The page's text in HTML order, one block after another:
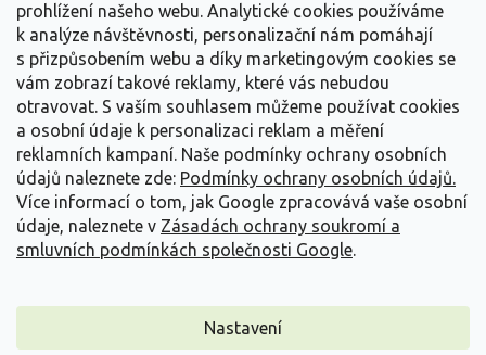
prohlížení našeho webu. Analytické cookies používáme
k analýze návštěvnosti, personalizační nám pomáhají
s přizpůsobením webu a díky marketingovým cookies se
vám zobrazí takové reklamy, které vás nebudou
otravovat. S vaším souhlasem můžeme používat cookies
a osobní údaje k personalizaci reklam a měření
reklamních kampaní. Naše podmínky ochrany osobních
údajů naleznete zde: Podmínky ochrany osobních údajů.
Více informací o tom, jak Google zpracovává vaše osobní
údaje, naleznete v Zásadách ochrany soukromí a
smluvních podmínkách společnosti Google.
Nastavení
Vše o nákupu
Informace pro Vás
Kontakujte nás